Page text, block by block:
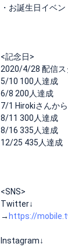
・お誕生日イベ
<記念日>
2020/4/28 配信ス
5/10 100人達成
6/8 200人達成
7/1 Hirokiさんか
8/11 300人達成
8/16 335人達成
12/25 435人達成
<SNS>
Twitter↓
→ https://
Instagram↓